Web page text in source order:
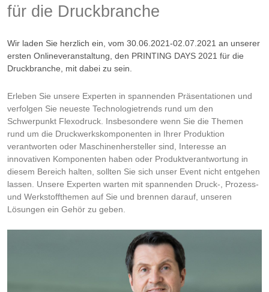
für die Druckbranche
Wir laden Sie herzlich ein, vom 30.06.2021-02.07.2021 an unserer
ersten Onlineveranstaltung, den PRINTING DAYS 2021 für die
Druckbranche, mit dabei zu sein.
Erleben Sie unsere Experten in spannenden Präsentationen und
verfolgen Sie neueste Technologietrends rund um den
Schwerpunkt Flexodruck. Insbesondere wenn Sie die Themen
rund um die Druckwerkskomponenten in Ihrer Produktion
verantworten oder Maschinenhersteller sind, Interesse an
innovativen Komponenten haben oder Produktverantwortung in
diesem Bereich halten, sollten Sie sich unser Event nicht entgehen
lassen. Unsere Experten warten mit spannenden Druck-, Prozess-
und Werkstoffthemen auf Sie und brennen darauf, unseren
Lösungen ein Gehör zu geben.